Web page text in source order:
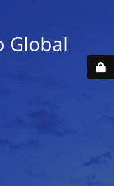
Global